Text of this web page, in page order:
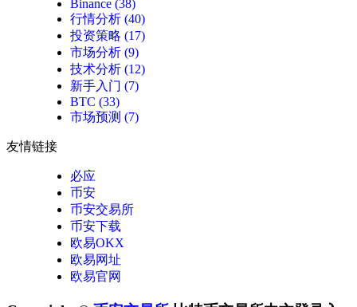
Binance (38)
行情分析 (40)
投资策略 (17)
市场分析 (9)
技术分析 (12)
新手入门 (7)
BTC (33)
市场预测 (7)
友情链接
必应
币安
币安交易所
币安下载
欧易OKX
欧易网址
欧易官网